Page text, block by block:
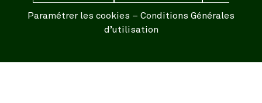
Paramétrer les cookies – Conditions Générales
d’utilisation